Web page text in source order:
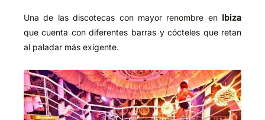
Una de las discotecas con mayor renombre en Ibiza
que cuenta con diferentes barras y cócteles que retan
al paladar más exigente.